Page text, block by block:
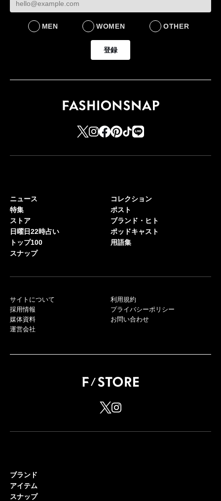
MEN WOMEN OTHER
登録
ニュース
特集
ストア
日曜日22時占い
トップ100
スナップ
コレクション
ポスト
ブランド・ヒト
ポッドキャスト
用語集
サイトについて
採用情報
媒体資料
運営会社
利用規約
プライバシーポリシー
お問い合わせ
ブランド
アイテム
スナップ